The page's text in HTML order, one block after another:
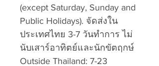
(except Saturday, Sunday and
Public Holidays). จัดส่งใน
ประเทศไทย 3-7 วันทำการ ไม่
นับเสาร์อาทิตย์และนักขัตฤกษ์
Outside Thailand: 7-23